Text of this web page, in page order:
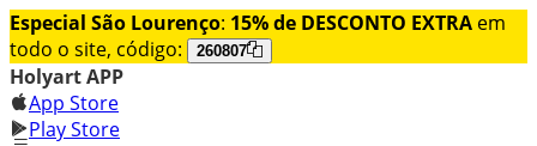
Especial São Lourenço: 15% de DESCONTO EXTRA em
todo o site, código:
260807
Holyart APP
App Store
Play Store